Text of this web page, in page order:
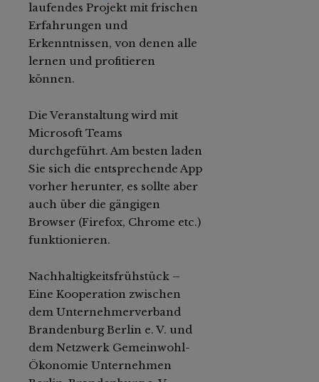
laufendes Projekt mit frischen
Erfahrungen und
Erkenntnissen, von denen alle
lernen und profitieren
können.
Die Veranstaltung wird mit
Microsoft Teams
durchgeführt. Am besten laden
Sie sich die entsprechende App
vorher herunter, es sollte aber
auch über die gängigen
Browser (Firefox, Chrome etc.)
funktionieren.
Nachhaltigkeitsfrühstück –
Eine Kooperation zwischen
dem Unternehmerverband
Brandenburg Berlin e. V. und
dem Netzwerk Gemeinwohl-
Ökonomie Unternehmen